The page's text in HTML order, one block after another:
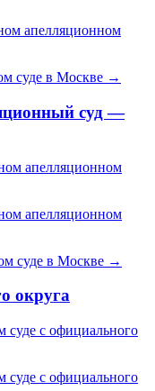
суде в Москве →
суд —
суде в Москве →
округа